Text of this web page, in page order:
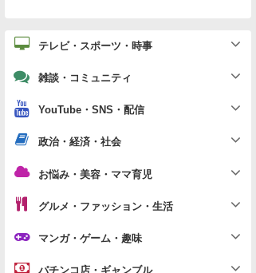
テレビ・スポーツ・時事
雑談・コミュニティ
YouTube・SNS・配信
政治・経済・社会
お悩み・美容・ママ育児
グルメ・ファッション・生活
マンガ・ゲーム・趣味
パチンコ店・ギャンブル